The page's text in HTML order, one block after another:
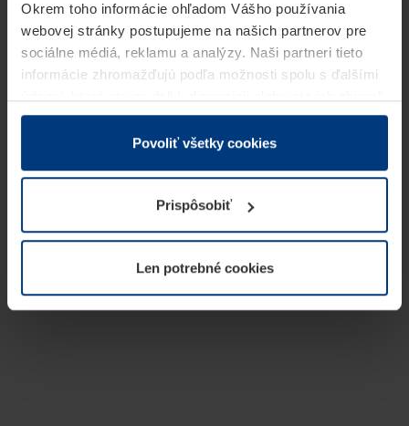
Okrem toho informácie ohľadom Vášho používania
webovej stránky postupujeme na našich partnerov pre
sociálne médiá, reklamu a analýzy. Naši partneri tieto
informácie zhromažďujú podľa možnosti spolu s ďalšími
v rámci Vášho využívania služieb.
Z právneho hľadiska môžeme cookies ukladať na Vašom
prevádzku tejto stránky. Pre všetky ostatné typy cookie
potrebujeme Vaše povolenie. Vaše povolenie môžete
kedykoľvek zmeniť alebo odvolať vo vysvetlení cookie
našej webovej stránky.
Povoliť všetky cookies
Prispôsobiť
Len potrebné cookies